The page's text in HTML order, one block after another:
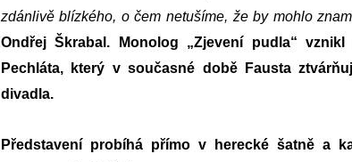
zdánlivě blízkého, o čem netušíme, že by mohlo
Ondřej Škrabal. Monolog „Zjevení pudla“ vznikl
Pechláta, který v současné době Fausta
divadla.
Představení probíhá přímo v herecké šatně a